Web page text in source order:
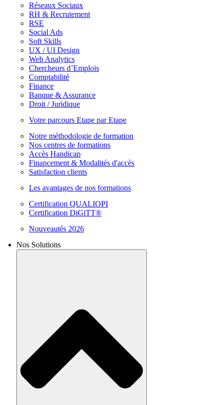
Réseaux Sociaux
RH & Recrutement
RSE
Social Ads
Soft Skills
UX / UI Design
Web Analytics
Chercheurs d’Emplois
Comptabilité
Finance
Banque & Assurance
Droit / Juridique
Votre parcours Etape par Etape
Notre méthodologie de formation
Nos centres de formations
Accès Handicap
Financement & Modalités d'accès
Satisfaction clients
Les avantages de nos formations
Certification QUALIOPI
Certification DiGiTT®
Nouveautés 2026
Nos Solutions